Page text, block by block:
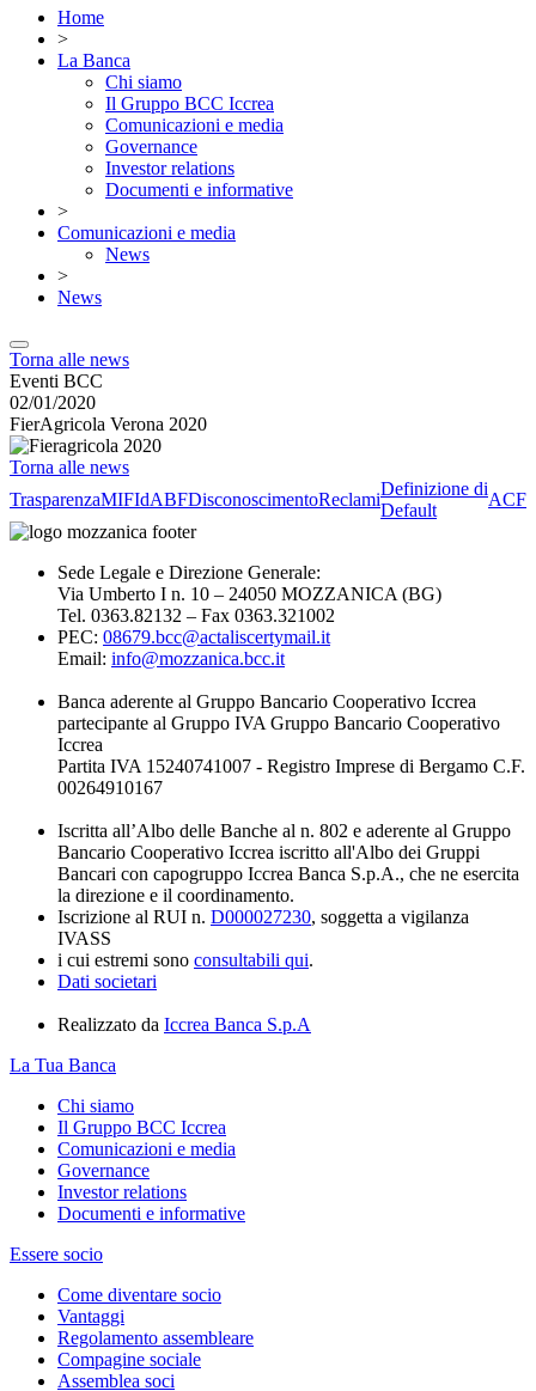
Home
>
La Banca
Chi siamo
Il Gruppo BCC Iccrea
Comunicazioni e media
Governance
Investor relations
Documenti e informative
>
Comunicazioni e media
News
>
News
Torna alle news
Eventi BCC
02/01/2020
FierAgricola Verona 2020
Torna alle news
TrasparenzaMIFIdABFDisconoscimentoReclami
Definizione di
Default
ACF
Sede Legale e Direzione Generale:
Via Umberto I n. 10 – 24050 MOZZANICA (BG)
Tel. 0363.82132 – Fax 0363.321002
PEC: 08679.bcc@actaliscertymail.it
Email: info@mozzanica.bcc.it
Banca aderente al Gruppo Bancario Cooperativo Iccrea
partecipante al Gruppo IVA Gruppo Bancario Cooperativo
Iccrea
Partita IVA 15240741007 - Registro Imprese di Bergamo C.F.
00264910167
Iscritta all’Albo delle Banche al n. 802 e aderente al Gruppo
Bancario Cooperativo Iccrea iscritto all'Albo dei Gruppi
Bancari con capogruppo Iccrea Banca S.p.A., che ne esercita
la direzione e il coordinamento.
Iscrizione al RUI n. D000027230, soggetta a vigilanza
IVASS
i cui estremi sono consultabili qui.
Dati societari
Realizzato da Iccrea Banca S.p.A
La Tua Banca
Chi siamo
Il Gruppo BCC Iccrea
Comunicazioni e media
Governance
Investor relations
Documenti e informative
Essere socio
Come diventare socio
Vantaggi
Regolamento assembleare
Compagine sociale
Assemblea soci